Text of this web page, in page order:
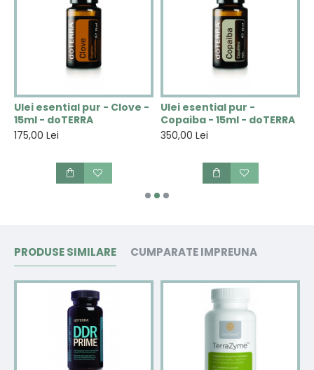
Ulei esential pur - Clove -
15ml - doTERRA
175,00 Lei
Ulei esential pur -
Copaiba - 15ml - doTERRA
350,00 Lei
PRODUSE SIMILARE CUMPARATE IMPREUNA